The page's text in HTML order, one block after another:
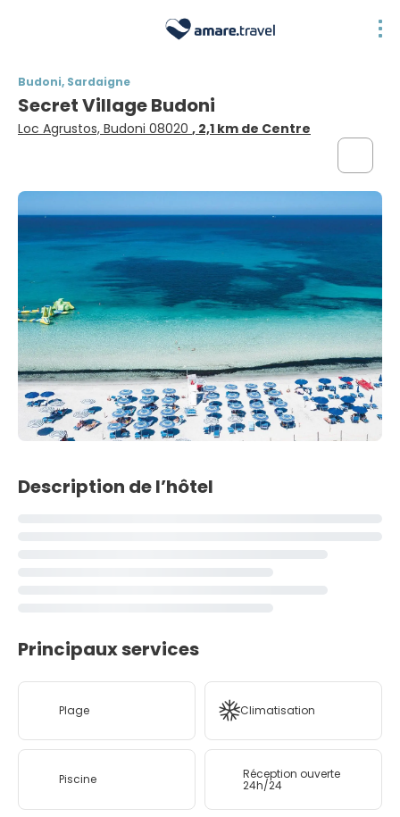
Budoni, Sardaigne
Secret Village Budoni
Loc Agrustos, Budoni 08020 , 2,1 km de Centre
Description de l’hôtel
Principaux services
Plage Climatisation
Piscine Réception ouverte
24h/24